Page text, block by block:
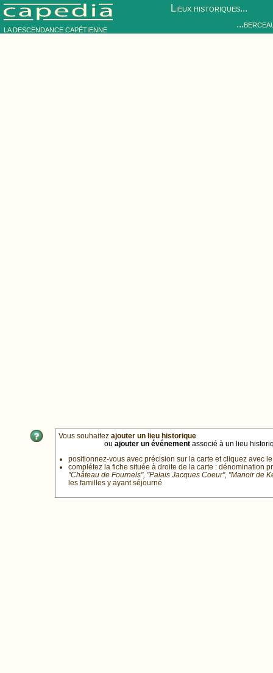
LA DESCENDANCE CAPÉTIENNE
Lieux historiques...
Vous souhaitez ajouter un lieu historique
ou ajouter un événement associé à un lieu
positionnez-vous avec précision sur la carte et cliquez avec
complétez la fiche située à droite de la carte : dénomination
"Château de Fournels", "Palais Jacques Coeur", "Manoir de
les familles y ayant séjourné